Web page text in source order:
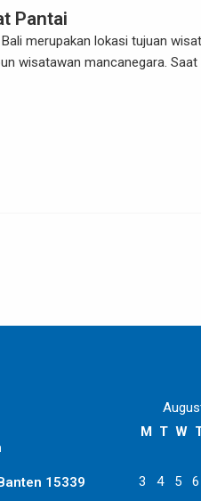
Pantai
merupakan lokasi tujuan
wisatawan mancanegara. Saat
15339
M T W
3 4 5
6